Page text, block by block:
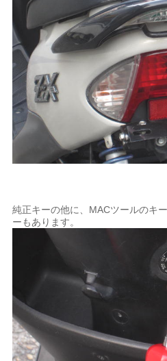
純正キーの他に、MACツールのキ
ーもあります。